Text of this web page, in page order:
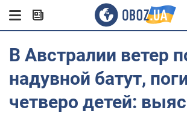
В Австралии ветер
надувной батут,
четверо детей: